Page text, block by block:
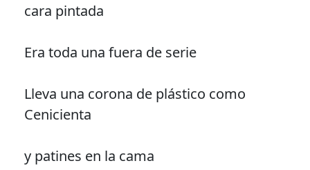
cara pintada
Era toda una fuera de serie
Lleva una corona de plástico como
Cenicienta
y patines en la cama